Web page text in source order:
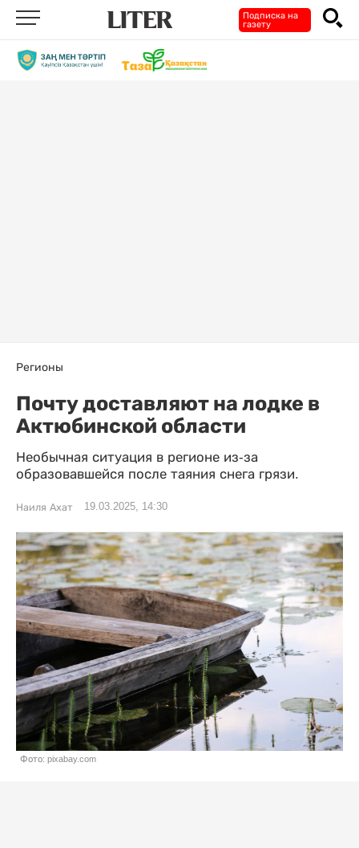
Подписка на
газету
Регионы
Почту доставляют на лодке в
Актюбинской области
Необычная ситуация в регионе из-за
образовавшейся после таяния снега грязи.
Наиля Ахат 19.03.2025, 14:30
Фото: pixabay.com